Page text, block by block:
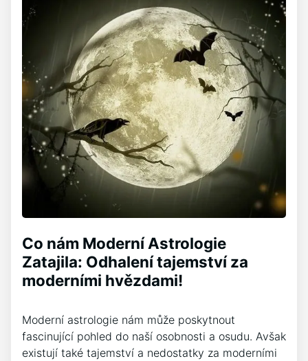
Co nám Moderní Astrologie
Zatajila: Odhalení tajemství za
moderními hvězdami!
Moderní astrologie nám může poskytnout
fascinující pohled do naší osobnosti a osudu. Avšak
existují také tajemství a nedostatky za moderními